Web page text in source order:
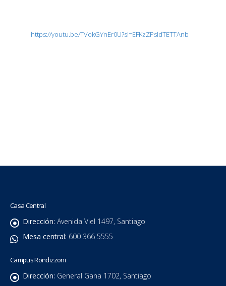
https://youtu.be/TVokGYnEr0U?si=EFKzZPsldTETTAnb
Casa Central
Dirección: Avenida Viel 1497, Santiago
Mesa central: 600 366 5555
Campus Rondizzoni
Dirección: General Gana 1702, Santiago